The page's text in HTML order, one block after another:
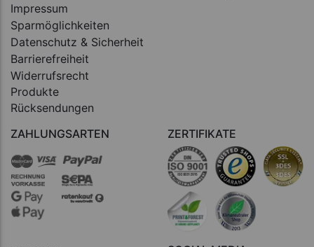
Impressum
Sparmöglichkeiten
Datenschutz & Sicherheit
Barrierefreiheit
Widerrufsrecht
Produkte
Rücksendungen
ZAHLUNGSARTEN ZERTIFIKATE